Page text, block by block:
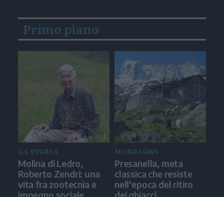
Primo piano
LA STORIA
Molina di Ledro,
Roberto Zendri: una
vita fra zootecnia e
MONTAGNA
Presanella, meta
classica che resiste
nell'epoca del ritiro